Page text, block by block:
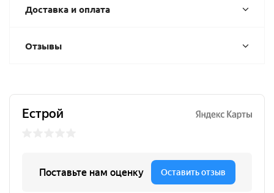
Доставка и оплата
Отзывы